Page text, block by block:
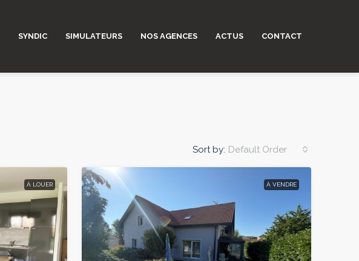
SYNDIC SIMULATEURS NOS AGENCES ACTUS CONTACT
Sort by: Default Order
À LOUER À VENDRE